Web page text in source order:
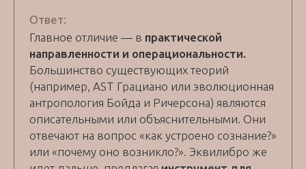
Ответ:
Главное отличие — в практической
направленности и операциональности.
Большинство существующих теорий
(например, AST Грациано или эволюционная
антропология Бойда и Ричерсона) являются
описательными или объяснительными. Они
отвечают на вопрос «как устроено сознание?»
или «почему оно возникло?». Эквилибро же